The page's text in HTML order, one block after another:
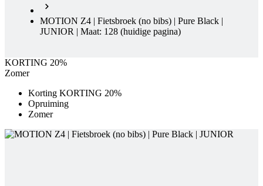
MOTION Z4 | Fietsbroek (no bibs) | Pure Black |
JUNIOR | Maat: 128 (huidige pagina)
KORTING 20%
Zomer
Korting KORTING 20%
Opruiming
Zomer